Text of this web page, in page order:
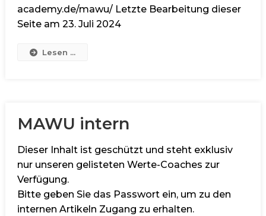
academy.de/mawu/ Letzte Bearbeitung dieser
Seite am 23. Juli 2024
Lesen ...
MAWU intern
Dieser Inhalt ist geschützt und steht exklusiv
nur unseren gelisteten Werte-Coaches zur
Verfügung.
Bitte geben Sie das Passwort ein, um zu den
internen Artikeln Zugang zu erhalten.